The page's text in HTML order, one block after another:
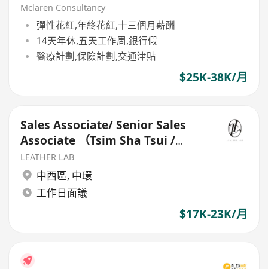
Mclaren Consultancy
彈性花紅,年終花紅,十三個月薪酬
14天年休,五天工作周,銀行假
醫療計劃,保險計劃,交通津貼
$25K-38K/月
Sales Associate/ Senior Sales
Associate （Tsim Sha Tsui /
Central）
LEATHER LAB
中西區, 中環
工作日面議
$17K-23K/月